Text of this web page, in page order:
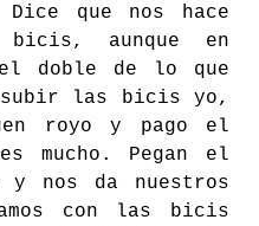
que nos hace
aunque en
doble de lo que
subir las bicis yo,
royo y pago el
mucho. Pegan el
nos da nuestros
con las bicis